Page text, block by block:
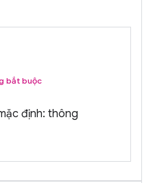
bắt buộc
định: thông